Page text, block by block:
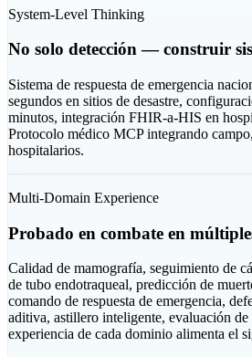
System-Level Thinking
No solo detección — construir
Sistema de respuesta de emergencia
segundos en sitios de desastre,
minutos, integración FHIR-a-HIS en
Protocolo médico MCP integrando
hospitalarios.
Multi-Domain Experience
Probado en combate en
Calidad de mamografía, seguimiento de
de tubo endotraqueal, predicción de
comando de respuesta de emergencia,
aditiva, astillero inteligente, evaluación
experiencia de cada dominio alimenta el